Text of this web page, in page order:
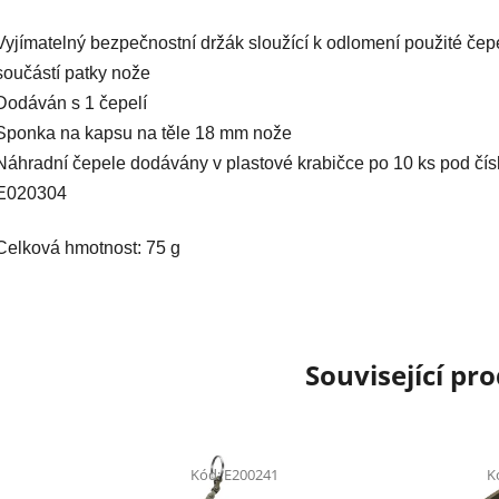
bezpečnostní držák sloužící k odlomení použité
patky nože
s 1 čepelí
na kapsu na těle 18 mm nože
čepele dodávány v plastové krabičce po 10 ks pod
hmotnost: 75 g
Související
Kód:E200241